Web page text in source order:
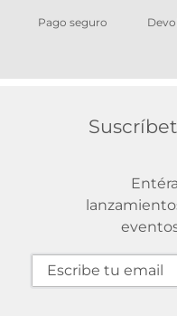
Pago seguro